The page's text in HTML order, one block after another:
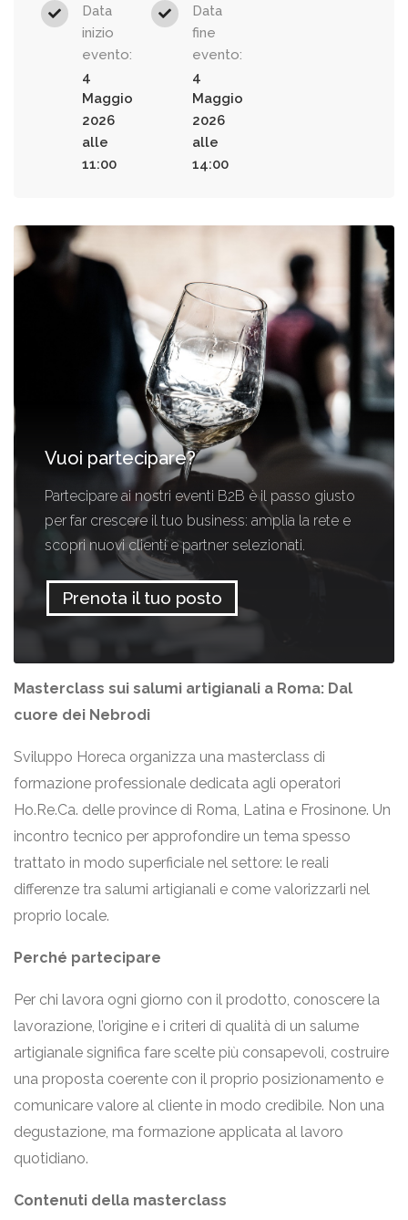
Data
inizio
evento:
4
Maggio
2026
alle
11:00
Data
fine
evento:
4
Maggio
2026
alle
14:00
Vuoi partecipare?
Partecipare ai nostri eventi B2B è il passo giusto
per far crescere il tuo business: amplia la rete e
scopri nuovi clienti e partner selezionati.
Prenota il tuo posto
Masterclass sui salumi artigianali a Roma: Dal
cuore dei Nebrodi
Sviluppo Horeca organizza una masterclass di
formazione professionale dedicata agli operatori
Ho.Re.Ca. delle province di Roma, Latina e Frosinone. Un
incontro tecnico per approfondire un tema spesso
trattato in modo superficiale nel settore: le reali
differenze tra salumi artigianali e come valorizzarli nel
proprio locale.
Perché partecipare
Per chi lavora ogni giorno con il prodotto, conoscere la
lavorazione, l’origine e i criteri di qualità di un salume
artigianale significa fare scelte più consapevoli, costruire
una proposta coerente con il proprio posizionamento e
comunicare valore al cliente in modo credibile. Non una
degustazione, ma formazione applicata al lavoro
quotidiano.
Contenuti della masterclass